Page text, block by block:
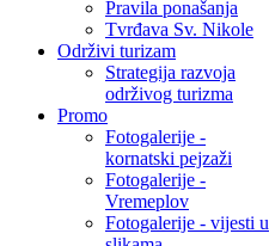
Pravila ponašanja
Tvrđava Sv. Nikole
Održivi turizam
Strategija razvoja
održivog turizma
Promo
Fotogalerije -
kornatski pejzaži
Fotogalerije -
Vremeplov
Fotogalerije - vijesti u